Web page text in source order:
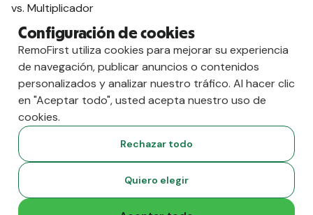
vs. Multiplicador
RemoFirst Inc. Creado 💚 a distancia desde
casa.
Condiciones generales
Configuración de cookies
RemoFirst utiliza cookies para mejorar su experiencia
de navegación, publicar anuncios o contenidos
personalizados y analizar nuestro tráfico. Al hacer clic
en "Aceptar todo", usted acepta nuestro uso de
cookies.
Rechazar todo
Quiero elegir